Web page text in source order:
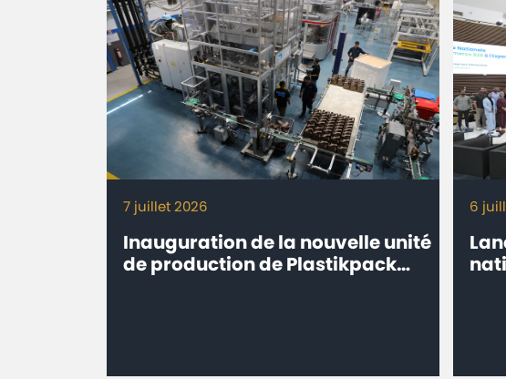
7 juillet 2026
Inauguration de la nouvelle unité
de production de Plastikpack
6